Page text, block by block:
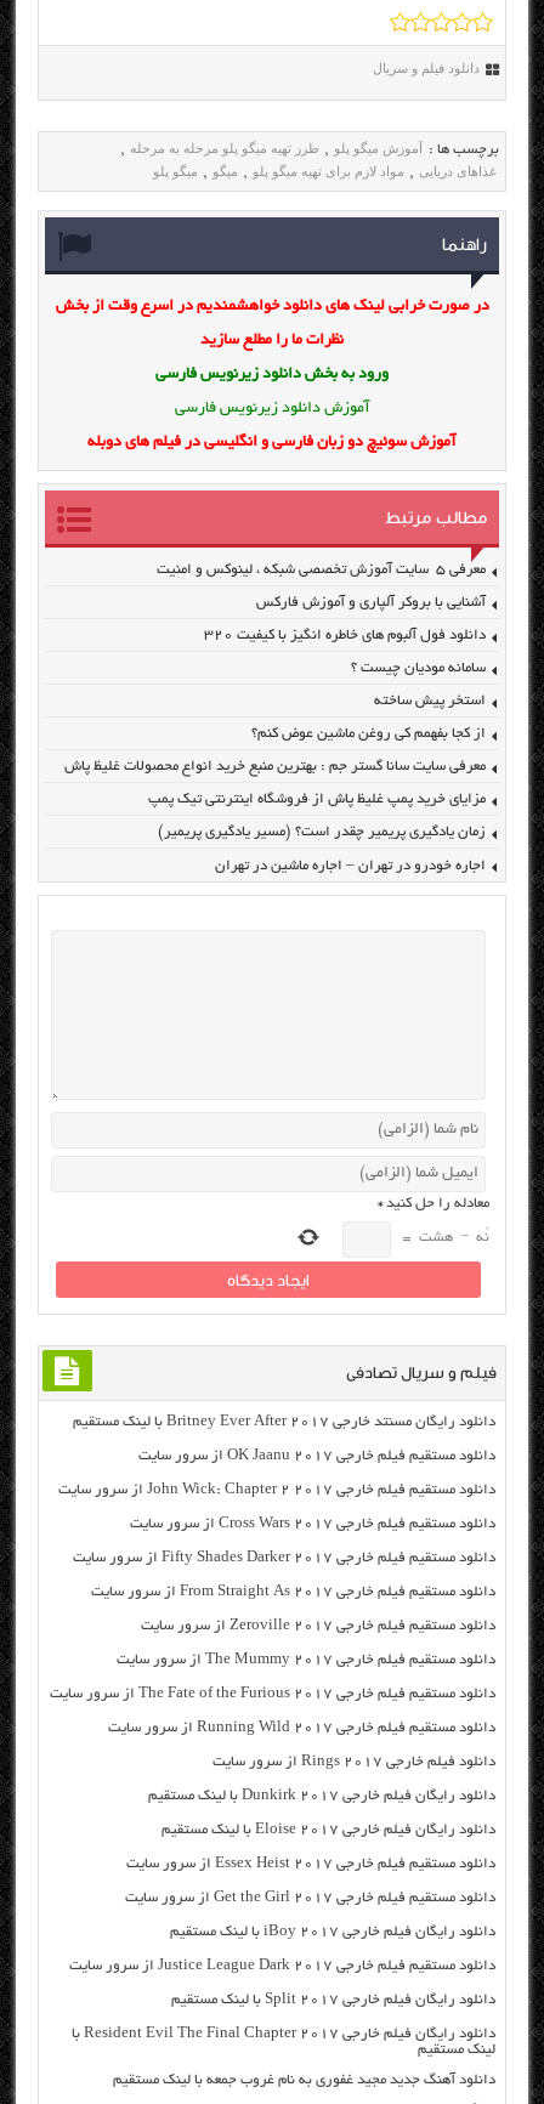
دانلود فیلم و سریال
برچسب ها : آموزش میگو پلو , طرز تهیه میگو پلو مرحله به مرحله ,
غذاهای دریایی , مواد لازم برای تهیه میگو پلو , میگو , میگو پلو
راهنما
در صورت خرابی لینک های دانلود خواهشمندیم در اسرع وقت از بخش
نظرات ما را مطلع سازید
ورود به بخش دانلود زیرنویس فارسی
آموزش دانلود زیرنویس فارسی
آموزش سوئیچ دو زبان فارسی و انگلیسی در فیلم های دوبله
مطالب مرتبط
معرفی ۵ سایت آموزش تخصصی شبکه ، لینوکس و امنیت
آشنایی با بروکر آلپاری و آموزش فارکس
دانلود فول آلبوم های خاطره انگیز با کیفیت ۳۲۰
سامانه مودیان چیست ؟
استخر پیش ساخته
از کجا بفهمم کی روغن ماشین عوض کنم؟
معرفی سایت سانا گستر جم : بهترین منبع خرید انواع محصولات غلیظ پاش
مزایای خرید پمپ غلیظ پاش از فروشگاه اینترنتی تیک پمپ
زمان یادگیری پریمیر چقدر است؟ (مسیر یادگیری پریمیر)
اجاره خودرو در تهران – اجاره ماشین در تهران
معادله را حل کنید*
نُه − هشت =
فیلم و سریال تصادفی
دانلود رایگان مسنتد خارجی Britney Ever After 2017 با لینک مستقیم
دانلود مستقیم فیلم خارجی OK Jaanu 2017 از سرور سایت
دانلود مستقیم فیلم خارجی John Wick: Chapter 2 2017 از سرور سایت
دانلود مستقیم فیلم خارجی Cross Wars 2017 از سرور سایت
دانلود مستقیم فیلم خارجی Fifty Shades Darker 2017 از سرور سایت
دانلود مستقیم فیلم خارجی From Straight As 2017 از سرور سایت
دانلود مستقیم فیلم خارجی Zeroville 2017 از سرور سایت
دانلود مستقیم فیلم خارجی The Mummy 2017 از سرور سایت
دانلود مستقیم فیلم خارجی The Fate of the Furious 2017 از سرور سایت
دانلود مستقیم فیلم خارجی Running Wild 2017 از سرور سایت
دانلود فیلم خارجی Rings 2017 از سرور سایت
دانلود رایگان فیلم خارجی Dunkirk 2017 با لینک مستقیم
دانلود رایگان فیلم خارجی Eloise 2017 با لینک مستقیم
دانلود مستقیم فیلم خارجی Essex Heist 2017 از سرور سایت
دانلود مستقیم فیلم خارجی Get the Girl 2017 از سرور سایت
دانلود رایگان فیلم خارجی iBoy 2017 با لینک مستقیم
دانلود مستقیم فیلم خارجی Justice League Dark 2017 از سرور سایت
دانلود رایگان فیلم خارجی Split 2017 با لینک مستقیم
دانلود رایگان فیلم خارجی Resident Evil The Final Chapter 2017 با
لینک مستقیم
دانلود آهنگ جدید مجید غفوری به نام غروب جمعه با لینک مستقیم